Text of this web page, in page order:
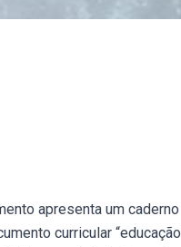
apresenta um caderno
curricular “educação